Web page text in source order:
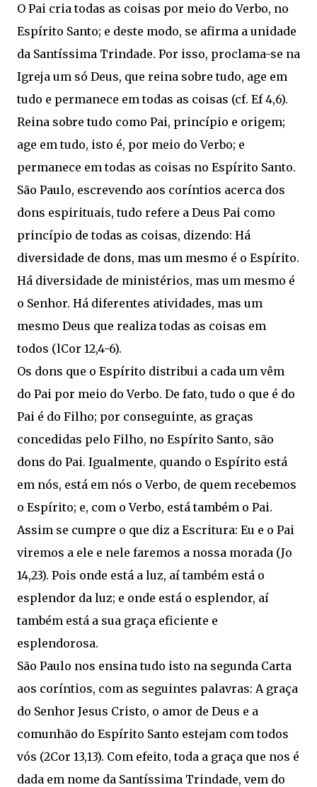
O Pai cria todas as coisas por meio do Verbo, no
Espírito Santo; e deste modo, se afirma a unidade
da Santíssima Trindade. Por isso, proclama-se na
Igreja um só Deus, que reina sobre tudo, age em
tudo e permanece em todas as coisas (cf. Ef 4,6).
Reina sobre tudo como Pai, princípio e origem;
age em tudo, isto é, por meio do Verbo; e
permanece em todas as coisas no Espírito Santo.
São Paulo, escrevendo aos coríntios acerca dos
dons espirituais, tudo refere a Deus Pai como
princípio de todas as coisas, dizendo: Há
diversidade de dons, mas um mesmo é o Espírito.
Há diversidade de ministérios, mas um mesmo é
o Senhor. Há diferentes atividades, mas um
mesmo Deus que realiza todas as coisas em
todos (lCor 12,4-6).
Os dons que o Espírito distribui a cada um vêm
do Pai por meio do Verbo. De fato, tudo o que é do
Pai é do Filho; por conseguinte, as graças
concedidas pelo Filho, no Espí­rito Santo, são
dons do Pai. Igualmente, quando o Espírito está
em nós, está em nós o Verbo, de quem recebemos
o Espírito; e, com o Verbo, está também o Pai.
Assim se cumpre o que diz a Escritura: Eu e o Pai
viremos a ele e nele faremos a nossa morada (Jo
14,23). Pois onde está a luz, aí também está o
esplendor da luz; e onde está o esplendor, aí
também está a sua graça eficiente e
esplendorosa.
São Paulo nos ensina tudo isto na segunda Carta
aos coríntios, com as seguintes palavras: A graça
do Senhor Jesus Cristo, o amor de Deus e a
comunhão do Espírito Santo estejam com todos
vós (2Cor 13,13). Com efeito, toda a graça que nos é
dada em nome da Santíssima Trindade, vem do